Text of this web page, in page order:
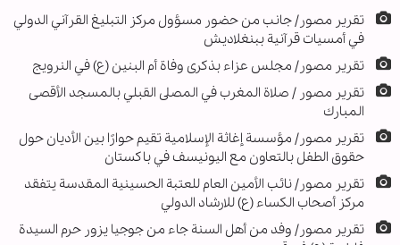
تقرير مصور/ جانب من حضور مسؤول مركز التبليغ القرآني الدولي
في أمسيات قرآنية ببنغلاديش
تقرير مصور/ مجلس عزاء بذكرى وفاة أم البنين (ع) في النرويج
تقرير مصور / صلاة المغرب في المصلى القبلي بالمسجد الأقصى
المبارك
تقرير مصور/ مؤسسة إغاثة الإسلامية تقيم حوارًا بين الأديان حول
حقوق الطفل بالتعاون مع اليونيسف في باكستان
تقرير مصور/ نائب الأمين العام للعتبة الحسينية المقدسة يتفقد
مركز أصحاب الكساء (ع) للارشاد الدولي
تقرير مصور/ وفد من أهل السنة جاء من جوجيا يزور حرم السيدة